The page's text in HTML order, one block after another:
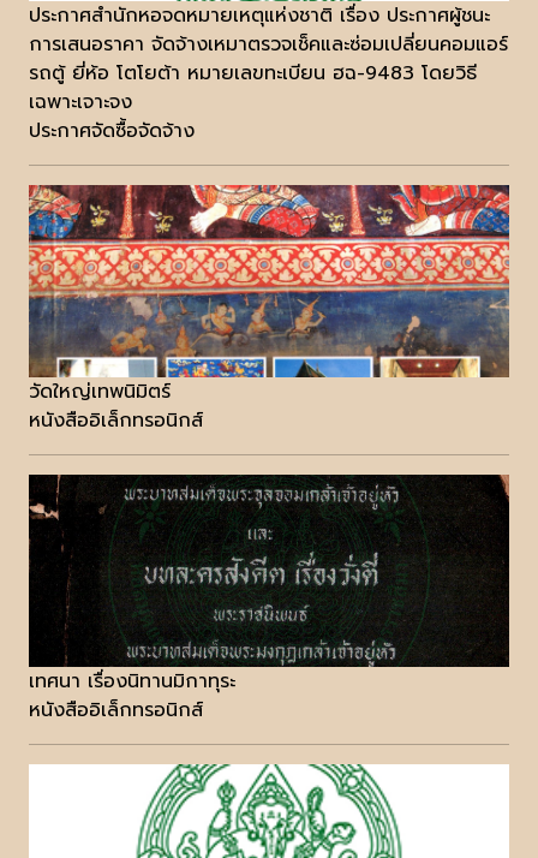
ประกาศสำนักหอจดหมายเหตุแห่งชาติ เรื่อง ประกาศผู้ชนะ
การเสนอราคา จัดจ้างเหมาตรวจเช็คและซ่อมเปลี่ยนคอมแอร์
รถตู้ ยี่ห้อ โตโยต้า หมายเลขทะเบียน ฮฉ-9483 โดยวิธี
เฉพาะเจาะจง
ประกาศจัดซื้อจัดจ้าง
วัดใหญ่เทพนิมิตร์
หนังสืออิเล็กทรอนิกส์
เทศนา เรื่องนิทานมิกาทุระ
หนังสืออิเล็กทรอนิกส์